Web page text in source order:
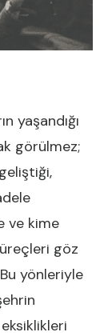
yaşandığı
görülmez;
ve kime
göz
yönleriyle